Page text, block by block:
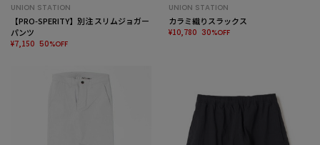
UNION STATION
【PRO-SPERITY】別注 スリムジョガー
パンツ
¥7,150 50%OFF
UNION STATION
カラミ織りスラックス
¥10,780 30%OFF